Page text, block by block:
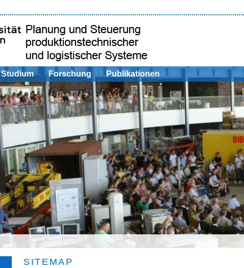
Studium Forschung Publikationen
SITEMAP